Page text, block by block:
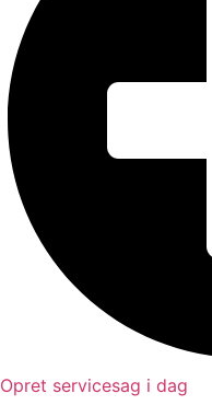
Opret servicesag i dag